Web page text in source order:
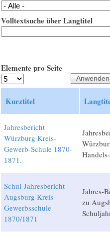
Volltextsuche über Langtitel
Elemente pro Seite
Kurztitel
Jahresbericht
Würzburg Kreis-
Gewerb-Schule 1870-
1871.
Schul-Jahresbericht
Augsburg Kreis-
Gewerbsschule
1870/1871
Jahres-
zu